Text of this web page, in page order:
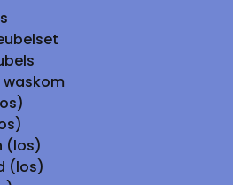
waskom
(los)
(los)